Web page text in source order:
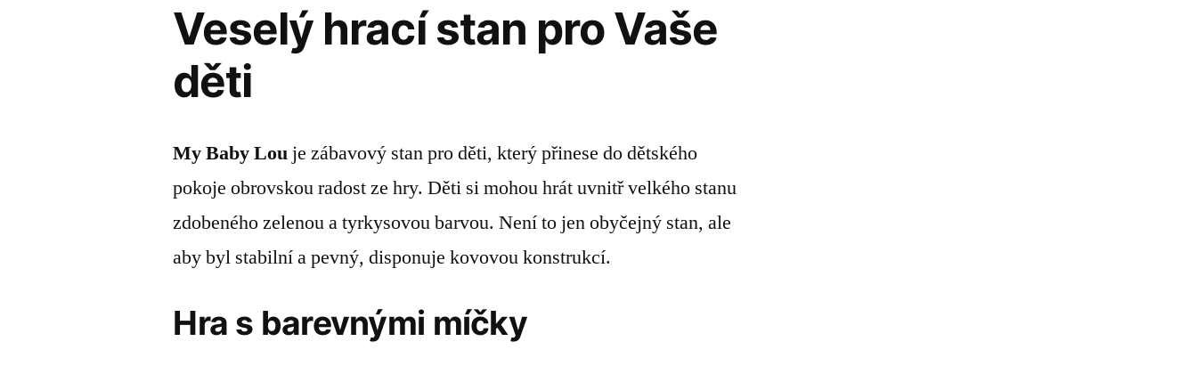
Veselý hrací stan pro Vaše
děti
My Baby Lou je zábavový stan pro děti, který přinese do dětského
pokoje obrovskou radost ze hry. Děti si mohou hrát uvnitř velkého stanu
zdobeného zelenou a tyrkysovou barvou. Není to jen obyčejný stan, ale
aby byl stabilní a pevný, disponuje kovovou konstrukcí.
Hra s barevnými míčky